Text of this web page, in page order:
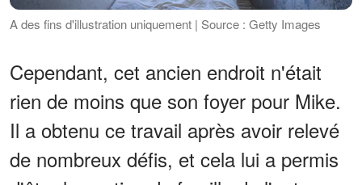
A des fins d'illustration uniquement | Source : Getty Images
Cependant, cet ancien endroit n'était
rien de moins que son foyer pour Mike.
Il a obtenu ce travail après avoir relevé
de nombreux défis, et cela lui a permis